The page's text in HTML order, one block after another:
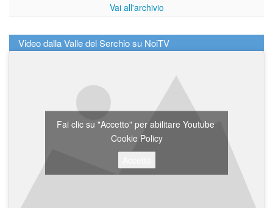
Vai all'archivio
Video dalla Valle del Serchio su NoiTV
Fai clic su "Accetto" per abilitare Youtube
Cookie Policy